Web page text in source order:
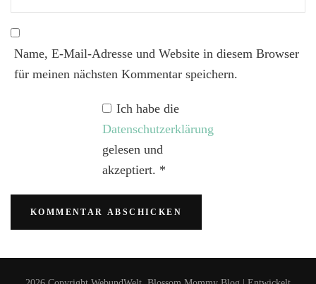
Name, E-Mail-Adresse und Website in diesem Browser
für meinen nächsten Kommentar speichern.
Ich habe die
Datenschutzerklärung
gelesen und
akzeptiert. *